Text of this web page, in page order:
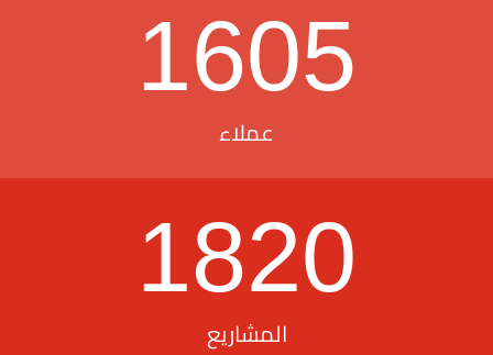
1605
عملاء
1820
المشاريع